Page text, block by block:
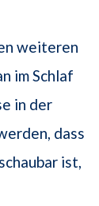
weiteren
im Schlaf
in der
dass
ist,